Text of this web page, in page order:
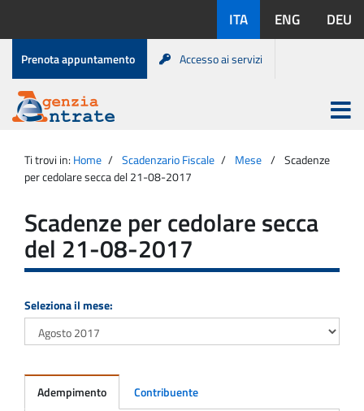
contenuto
disponibili:
ITA ENG DEU
Menu
di
servizio
Prenota appuntamento Accesso ai servizi
Agenzia
Entrate
Apri
menu
principale
Ti trovi in: Home Scadenzario Fiscale Mese
Scadenze
per cedolare secca del 21-08-2017
Scadenze per cedolare secca
del 21-08-2017
Seleziona il mese:
Adempimento Contribuente